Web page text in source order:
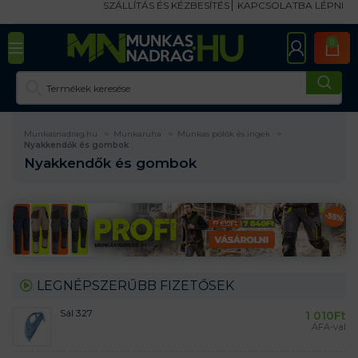
SZÁLLÍTÁS ÉS KÉZBESÍTÉS KAPCSOLATBA LÉPNI
0
Munkasnadrag.hu Munkaruha
Munkas pólók és ingek
Nyakkendők és gombok
Nyakkendők és gombok
LEGNÉPSZERŰBB FIZETŐSEK
Sál 327 1 010Ft
ÁFA-val